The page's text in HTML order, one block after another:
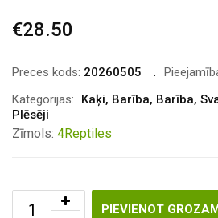
€28.50
Preces kods: 20260505
Kategorijas:
Kaķi, Barība, Barība,
Plēsēji
Zīmols: 4Reptiles
PIEVIENOT